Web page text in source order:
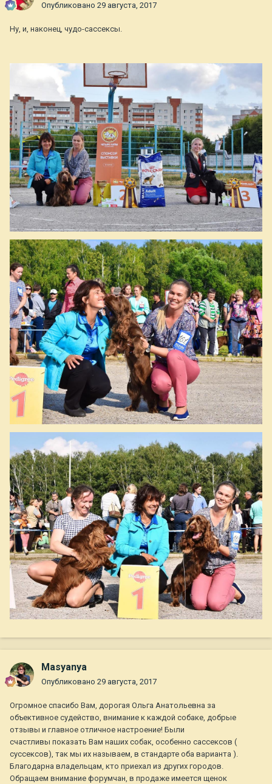
Опубликовано 29 августа, 2017
Ну, и, наконец, чудо-сассексы.
Masyanya
Опубликовано 29 августа, 2017
Огромное спасибо Вам, дорогая Ольга Анатольевна за
объективное судейство, внимание к каждой собаке, добрые
отзывы и главное отличное настроение! Были
счастливы показать Вам наших собак, особенно сассексов (
суссексов), так мы их называем, в стандарте оба варианта ).
Благодарна владельцам, кто приехал из других городов.
Обращаем внимание форумчан, в продаже имеется щенок